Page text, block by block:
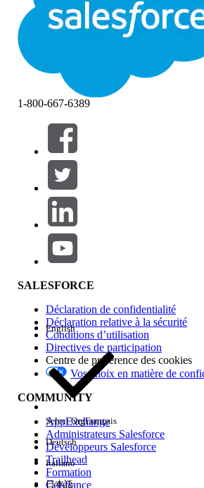
Filtrer par (0)
SÉLECTIONNER DES FILTRES
Gamme de produits
Impact des fonctionnalités
Edition
Expérience
1-800-667-6389
SALESFORCE
Déclaration de confidentialité
Déclaration relative à la sécurité
Conditions d’utilisation
Directives de participation
Centre de préférence des cookies
Vos choix en matière de
COMMUNITY
AppExchange
Administrateurs Salesforce
Développeurs Salesforce
Trailhead
Formation
Confiance
English
Select OrgFrançais
Deutsch
Italiano
日本語